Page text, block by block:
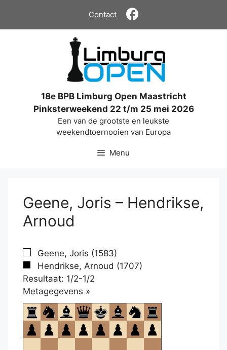
de
Contact
18e BPB Limburg Open Maastricht
Pinksterweekend 22 t/m 25 mei 2026
Een van de grootste en leukste
weekendtoernooien van Europa
Menu
Geene, Joris – Hendrikse,
Arnoud
Geene, Joris (1583)
Hendrikse, Arnoud (1707)
Resultaat: 1/2-1/2
Metagegevens »
om
te
openen.